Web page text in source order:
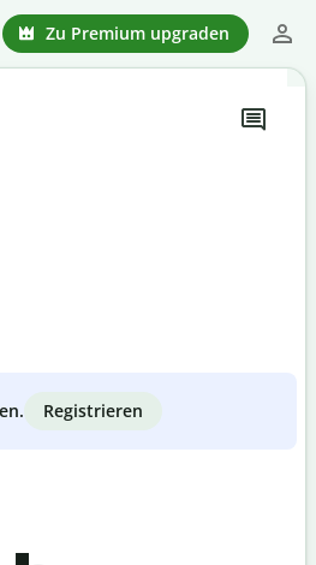
Zu Premium upgraden
Registrieren